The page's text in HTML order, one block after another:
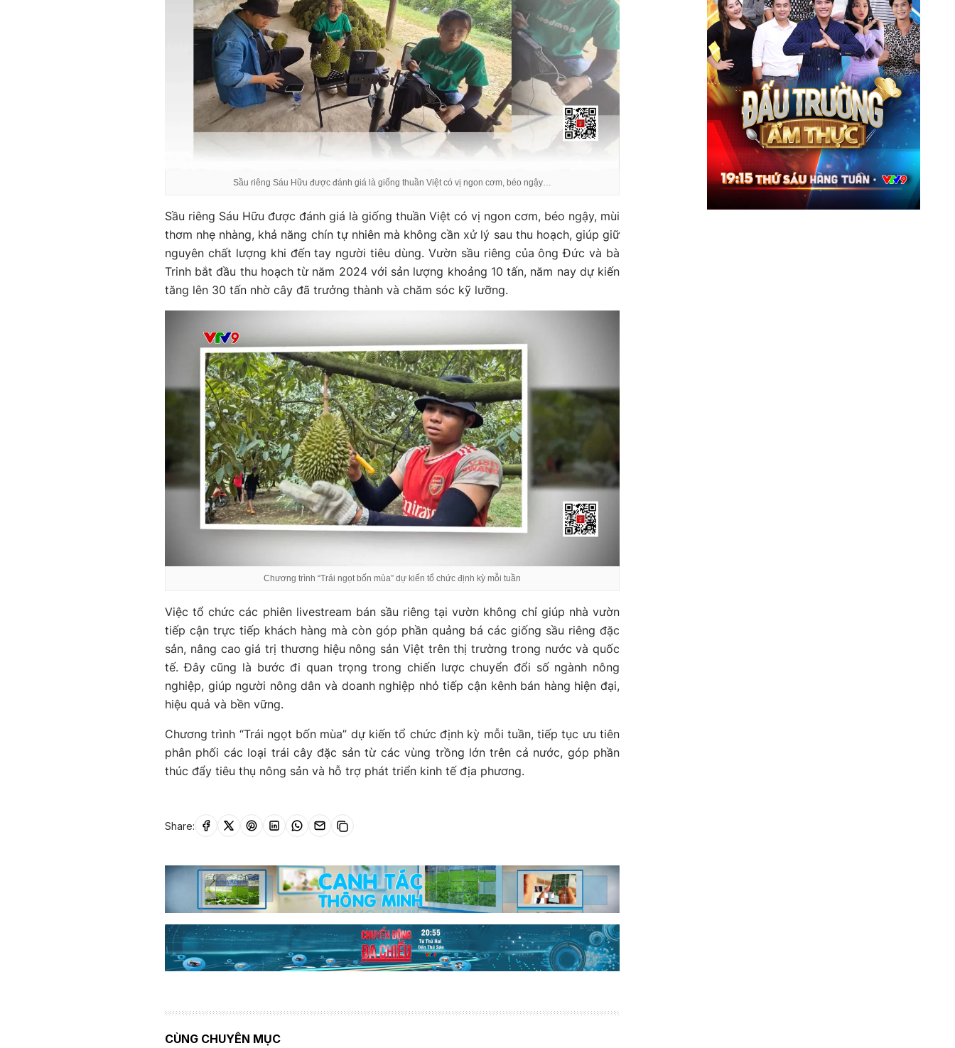
Sầu riêng Sáu Hữu được đánh giá là giống thuần Việt có vị ngon cơm, béo ngậy…
Sầu riêng Sáu Hữu được đánh giá là giống thuần Việt có vị ngon cơm, béo ngậy, mùi
thơm nhẹ nhàng, khả năng chín tự nhiên mà không cần xử lý sau thu hoạch, giúp giữ
nguyên chất lượng khi đến tay người tiêu dùng. Vườn sầu riêng của ông Đức và bà
Trinh bắt đầu thu hoạch từ năm 2024 với sản lượng khoảng 10 tấn, năm nay dự kiến
tăng lên 30 tấn nhờ cây đã trưởng thành và chăm sóc kỹ lưỡng.
Chương trình “Trái ngọt bốn mùa” dự kiến tổ chức định kỳ mỗi tuần
Việc tổ chức các phiên livestream bán sầu riêng tại vườn không chỉ giúp nhà vườn
tiếp cận trực tiếp khách hàng mà còn góp phần quảng bá các giống sầu riêng đặc
sản, nâng cao giá trị thương hiệu nông sản Việt trên thị trường trong nước và quốc
tế. Đây cũng là bước đi quan trọng trong chiến lược chuyển đổi số ngành nông
nghiệp, giúp người nông dân và doanh nghiệp nhỏ tiếp cận kênh bán hàng hiện đại,
hiệu quả và bền vững.
Chương trình “Trái ngọt bốn mùa” dự kiến tổ chức định kỳ mỗi tuần, tiếp tục ưu tiên
phân phối các loại trái cây đặc sản từ các vùng trồng lớn trên cả nước, góp phần
thúc đẩy tiêu thụ nông sản và hỗ trợ phát triển kinh tế địa phương.
Share:
CÙNG CHUYÊN MỤC